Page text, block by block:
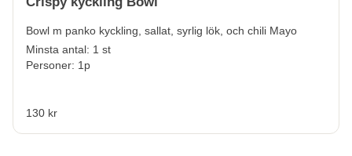
Bowl m panko kyckling, sallat, syrlig lök, och chili Mayo
Minsta antal: 1 st
Personer: 1p
130 kr